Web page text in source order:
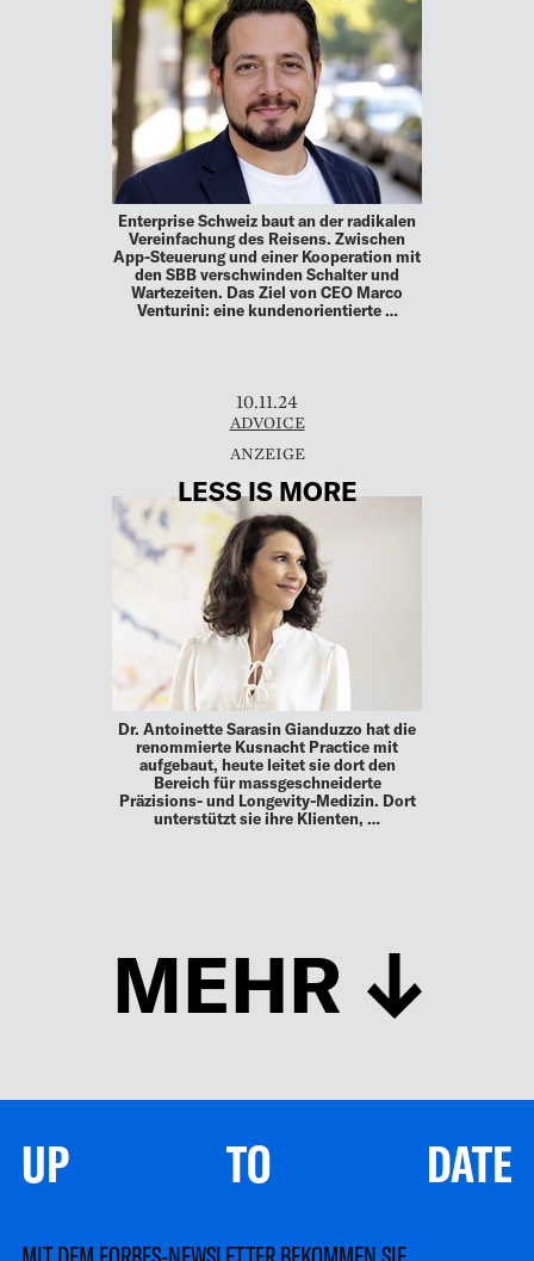
Enterprise Schweiz baut an der radikalen
Vereinfachung des Reisens. Zwischen
App-Steuerung und einer Kooperation mit
den SBB verschwinden Schalter und
Wartezeiten. Das Ziel von CEO Marco
Venturini: eine kundenorientierte …
10.11.24
ADVOICE
LESS IS MORE
Dr. Antoinette Sarasin Gianduzzo hat die
renommierte Kusnacht Practice mit
aufgebaut, heute leitet sie dort den
Bereich für massgeschneiderte
Präzisions- und Longevity-Medizin. Dort
unterstützt sie ihre Klienten, …
MEHR
UP TO DATE